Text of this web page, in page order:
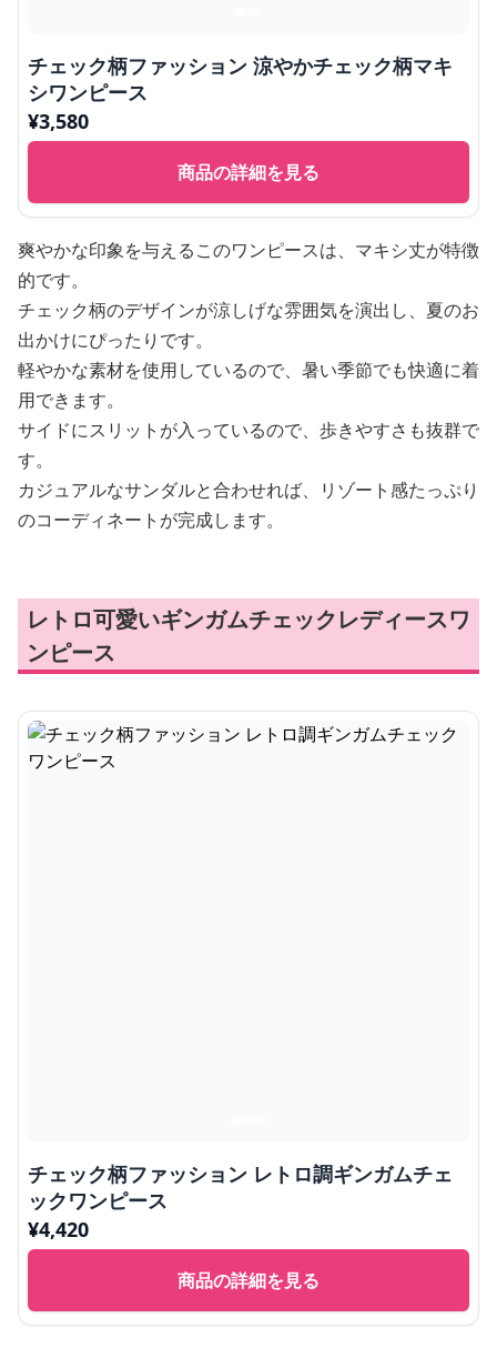
チェック柄ファッション 涼やかチェック柄マキ
シワンピース
¥3,580
商品の詳細を見る
爽やかな印象を与えるこのワンピースは、マキシ丈が特徴
的です。
チェック柄のデザインが涼しげな雰囲気を演出し、夏のお
出かけにぴったりです。
軽やかな素材を使用しているので、暑い季節でも快適に着
用できます。
サイドにスリットが入っているので、歩きやすさも抜群で
す。
カジュアルなサンダルと合わせれば、リゾート感たっぷり
のコーディネートが完成します。
レトロ可愛いギンガムチェックレディースワ
ンピース
チェック柄ファッション レトロ調ギンガムチェ
ックワンピース
¥4,420
商品の詳細を見る